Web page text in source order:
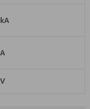
właściciela
należą